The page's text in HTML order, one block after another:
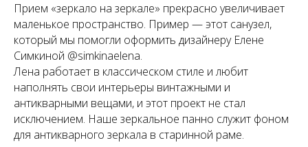
Прием «зеркало на зеркале» прекрасно увеличивает
маленькое пространство. Пример — этот санузел,
который мы помогли оформить дизайнеру Елене
Симкиной @simkinaelena.
Лена работает в классическом стиле и любит
наполнять свои интерьеры винтажными и
антикварными вещами, и этот проект не стал
исключением. Наше зеркальное панно служит фоном
для антикварного зеркала в старинной раме.